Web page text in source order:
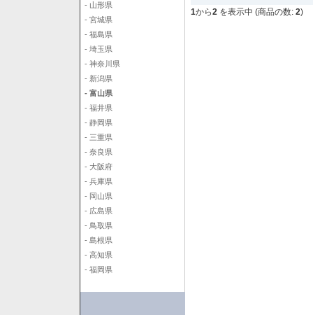
- 山形県
- 宮城県
- 福島県
- 埼玉県
- 神奈川県
- 新潟県
- 富山県
- 福井県
- 静岡県
- 三重県
- 奈良県
- 大阪府
- 兵庫県
- 岡山県
- 広島県
- 鳥取県
- 島根県
- 高知県
- 福岡県
1から2 を表示中 (商品の数: 2)